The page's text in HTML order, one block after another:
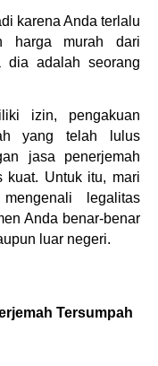
karena Anda terlalu
harga murah dari
dia adalah seorang
izin, pengakuan
yang telah lulus
jasa penerjemah
kuat. Untuk itu, mari
legalitas
Anda benar-benar
luar negeri.
Tersumpah